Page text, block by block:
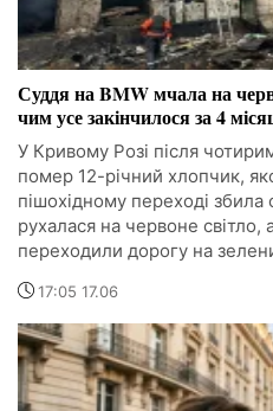
Суддя на BMW мчала на
чим усе закінчилося за 4
У Кривому Розі після
помер 12-річний хлопчик,
пішохідному переході збила
рухалася на червоне
переходили дорогу на
17:05 17.06